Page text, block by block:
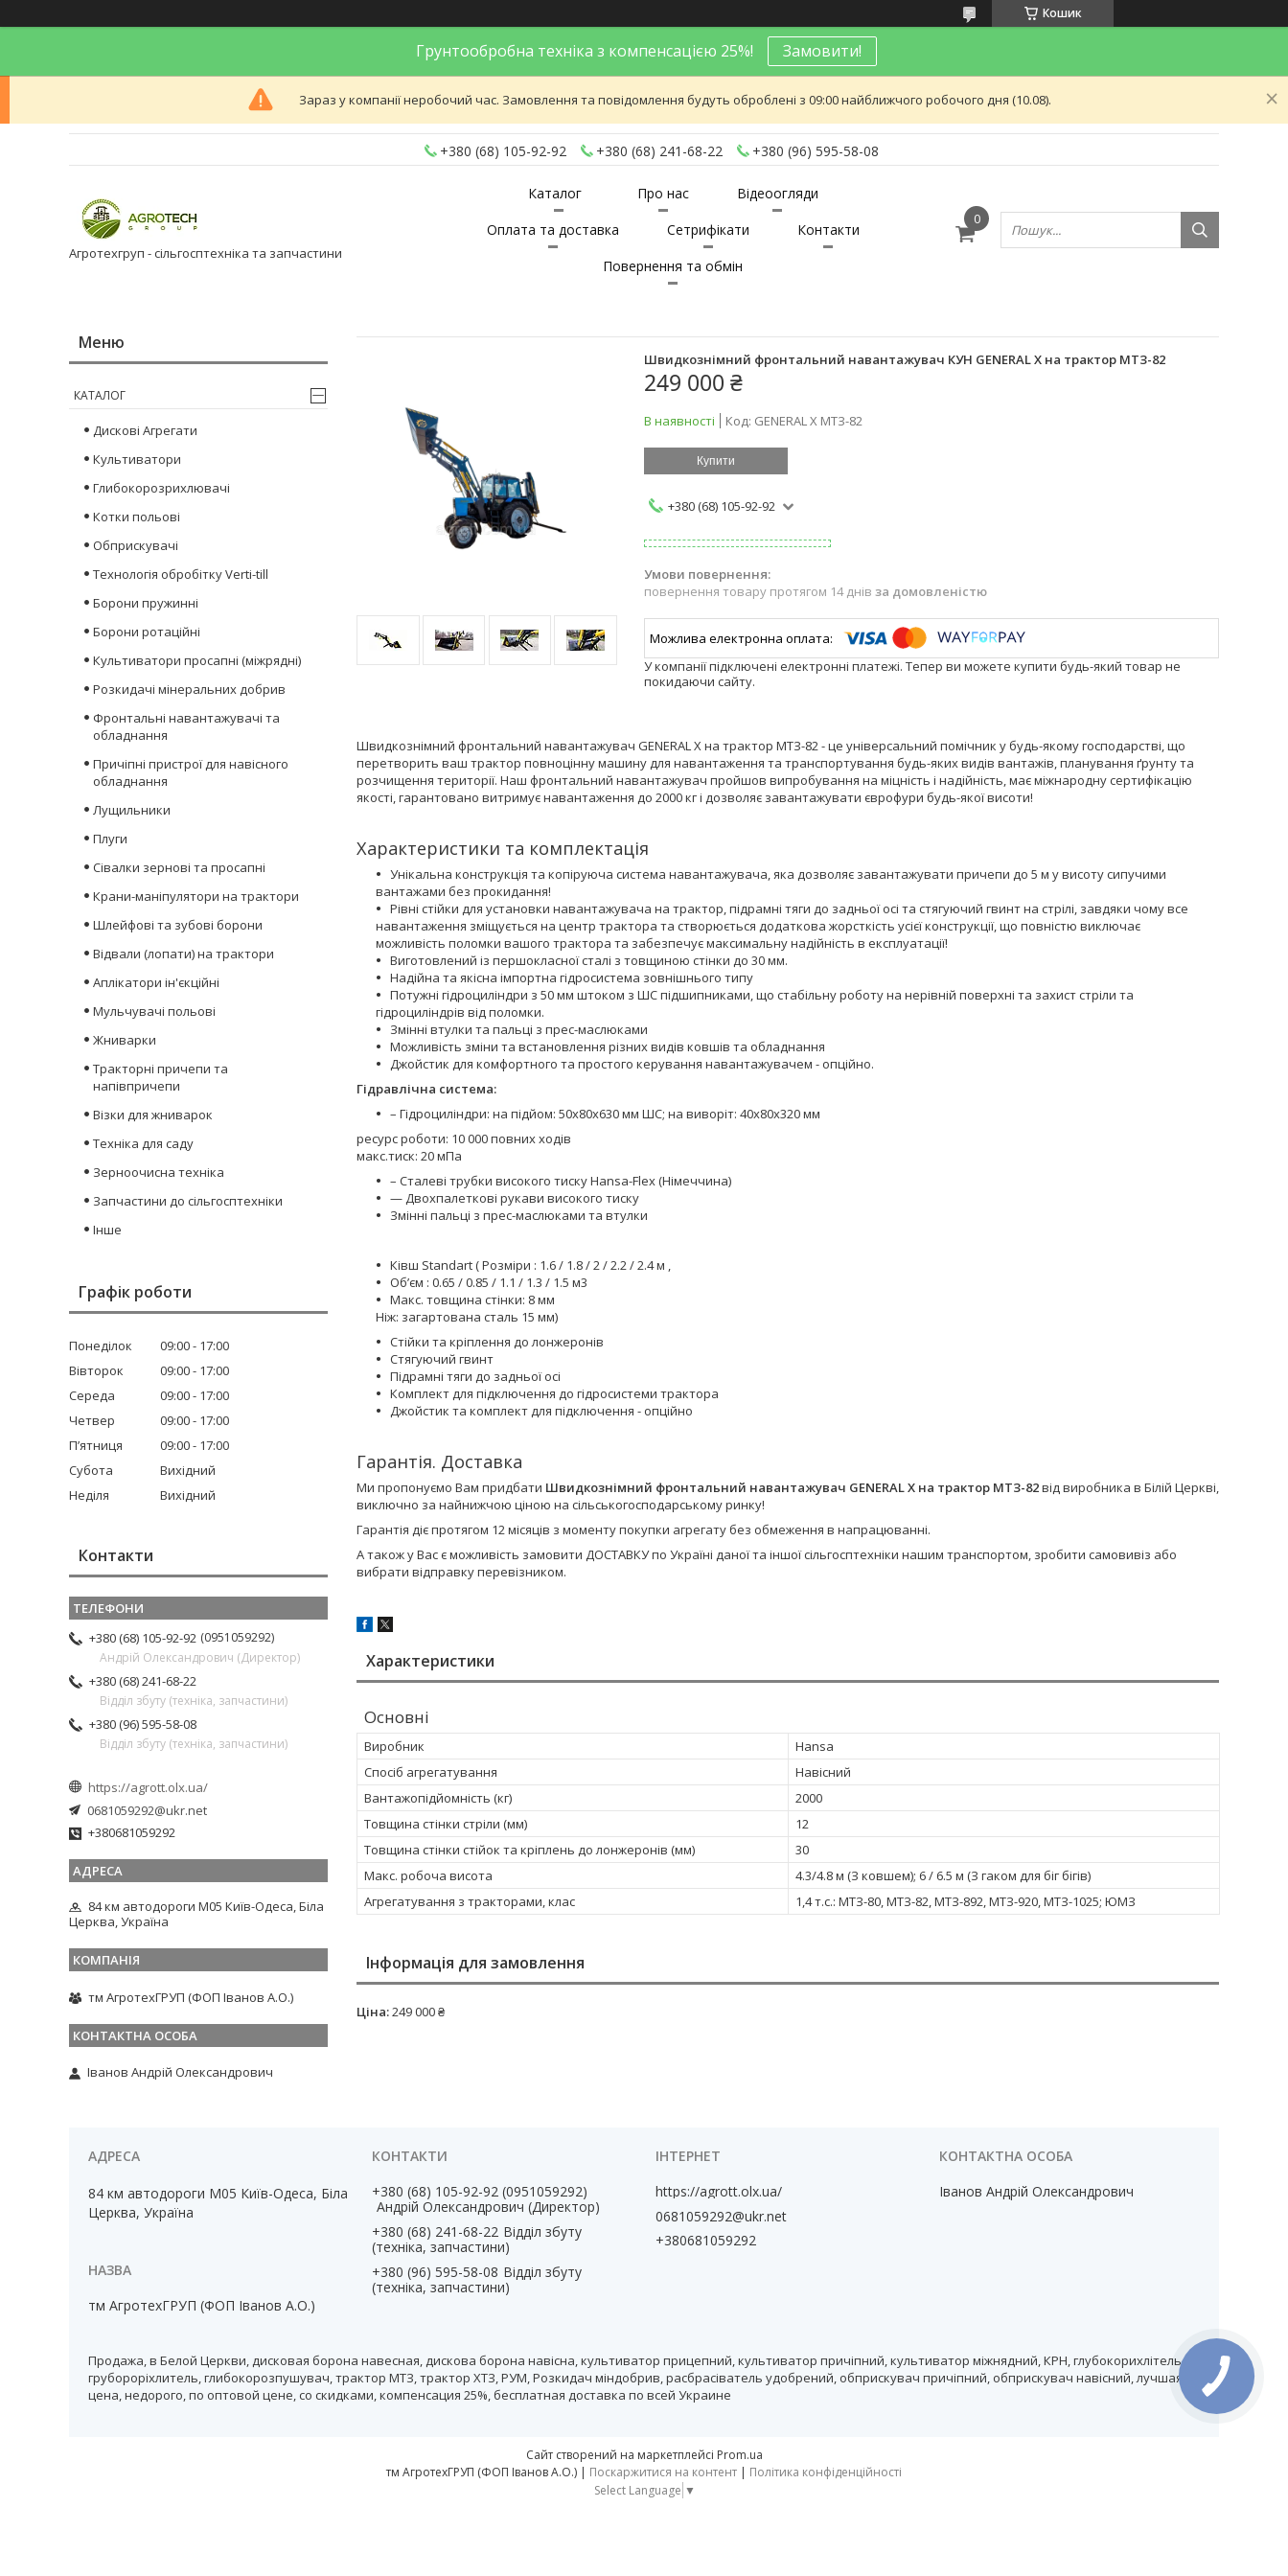
Кошик
Грунтообробна техніка з компенсацією 25%! Замовити!
Зараз у компанії неробочий час. Замовлення та повідомлення будуть оброблені з 09:00 найближчого робочого дня (10.08).
+380 (68) 105-92-92 +380 (68) 241-68-22 +380 (96) 595-58-08
Агротехгруп - сільгосптехніка та запчастини
Каталог Про нас
Відеоогляди
Оплата та доставка
Сетрифікати
Контакти
Повернення та обмін
Швидкознімний фронтальний навантажувач КУН GENERAL X на трактор МТЗ-82
249 000 ₴
В наявності Код: GENERAL X МТЗ-82
Купити
+380 (68) 105-92-92
повернення товару протягом 14 днів за домовленістю
У компанії підключені електронні платежі. Тепер ви можете купити будь-який товар не
покидаючи сайту.
Швидкознімний фронтальний навантажувач GENERAL X на трактор МТЗ-82 - це універсальний помічник у будь-якому господарстві, що
перетворить ваш трактор повноцінну машину для навантаження та транспортування будь-яких видів вантажів, планування ґрунту та
розчищення території. Наш фронтальний навантажувач пройшов випробування на міцність і надійність, має міжнародну сертифікацію
якості, гарантовано витримує навантаження до 2000 кг і дозволяє завантажувати єврофури будь-якої висоти!
Характеристики та комплектація
Унікальна конструкція та копіруюча система навантажувача, яка дозволяє завантажувати причепи до 5 м у висоту сипучими
вантажами без прокидання!
Рівні стійки для установки навантажувача на трактор, підрамні тяги до задньої осі та стягуючий гвинт на стрілі, завдяки чому все
навантаження зміщується на центр трактора та створюється додаткова жорсткість усієї конструкції, що повністю виключає
можливість поломки вашого трактора та забезпечує максимальну надійність в експлуатації!
Виготовлений із першокласної сталі з товщиною стінки до 30 мм.
Надійна та якісна імпортна гідросистема зовнішнього типу
Потужні гідроциліндри з 50 мм штоком з ШС підшипниками, що стабільну роботу на нерівній поверхні та захист стріли та
гідроциліндрів від поломки.
Змінні втулки та пальці з прес-маслюками
Можливість зміни та встановлення різних видів ковшів та обладнання
Джойстик для комфортного та простого керування навантажувачем - опційно.
Гідравлічна система:
– Гідроциліндри: на підйом: 50х80х630 мм ШС; на виворіт: 40х80х320 мм
ресурс роботи: 10 000 повних ходів
макс.тиск: 20 мПа
– Сталеві трубки високого тиску Hansa-Flex (Німеччина)
— Двохпалеткові рукави високого тиску
Змінні пальці з прес-маслюками та втулки
Ківш Standart ( Розміри : 1.6 / 1.8 / 2 / 2.2 / 2.4 м ,
Об’єм : 0.65 / 0.85 / 1.1 / 1.3 / 1.5 м3
Макс. товщина стінки: 8 мм
Ніж: загартована сталь 15 мм)
Стійки та кріплення до лонжеронів
Стягуючий гвинт
Підрамні тяги до задньої осі
Комплект для підключення до гідросистеми трактора
Джойстик та комплект для підключення - опційно
Гарантія. Доставка
Ми пропонуємо Вам придбати Швидкознімний фронтальний навантажувач GENERAL X на трактор МТЗ-82від виробника в Білій Церкві,
виключно за найнижчою ціною на сільськогосподарському ринку!
Гарантія діє протягом 12 місяців з моменту покупки агрегату без обмеження в напрацюванні.
А також у Вас є можливість замовити ДОСТАВКУ по Україні даної та іншої сільгосптехніки нашим транспортом, зробити самовивіз або
вибрати відправку перевізником.
Характеристики
Основні
Виробник
Hansa
Спосіб агрегатування
Навісний
Вантажопідйомність (кг)
2000
Товщина стінки стріли (мм)
12
Товщина стінки стійок та кріплень до лонжеронів (мм)
30
Макс. робоча висота
4.3/4.8 м (З ковшем); 6 / 6.5 м (З гаком для біг бігів)
Агрегатування з тракторами, клас
1,4 т.с.: МТЗ-80, МТЗ-82, МТЗ-892, МТЗ-920, МТЗ-1025; ЮМЗ
Інформація для замовлення
Ціна:249 000 ₴
КАТАЛОГ
Дискові Агрегати
Культиватори
Глибокорозрихлювачі
Котки польові
Обприскувачі
Технологія обробітку Verti-till
Борони пружинні
Борони ротаційні
Культиватори просапні (міжрядні)
Розкидачі мінеральних добрив
Фронтальні навантажувачі та
обладнання
Причіпні пристрої для навісного
обладнання
Лущильники
Плуги
Сівалки зернові та просапні
Крани-маніпулятори на трактори
Шлейфові та зубові борони
Відвали (лопати) на трактори
Аплікатори ін'єкційні
Мульчувачі польові
Жниварки
Тракторні причепи та
напівпричепи
Візки для жниварок
Техніка для саду
Зерноочисна техніка
Запчастини до сільгосптехніки
Інше
Графік роботи
Понеділок 09:00
17:00
Вівторок
09:00
17:00
Середа
09:00
17:00
Четвер
09:00
17:00
Пʼятниця
09:00
17:00
Субота
Вихідний
Неділя
Вихідний
Контакти
+380 (68) 105-92-92 0951059292
Андрій Олександрович (Директор)
+380 (68) 241-68-22
Відділ збуту (техніка, запчастини)
+380 (96) 595-58-08
Відділ збуту (техніка, запчастини)
https://agrott.olx.ua/
0681059292@ukr.net
+380681059292
84 км автодороги М05 Київ-Одеса, Біла
Церква, Україна
тм АгротехГРУП (ФОП Іванов А.О.)
Іванов Андрій Олександрович
84 км автодороги М05 Київ-Одеса, Біла
Церква, Україна
тм АгротехГРУП (ФОП Іванов А.О.)
+380 (68) 105-92-92 0951059292
Андрій Олександрович (Директор)
+380 (68) 241-68-22 Відділ збуту
(техніка, запчастини)
+380 (96) 595-58-08 Відділ збуту
(техніка, запчастини)
https://agrott.olx.ua/
0681059292@ukr.net
+380681059292
Іванов Андрій Олександрович
Продажа, в Белой Церкви, дисковая борона навесная, дискова борона навісна, культиватор прицепний, культиватор причіпний, культиватор міжнядний, КРН, глубокорихлітель,
грубороріхлитель, глибокорозпушувач, трактор МТЗ, трактор ХТЗ, РУМ, Розкидач міндобрив, расбрасіватель удобрений, обприскувач причіпний, обприскувач навісний, лучшая
цена, недорого, по оптовой цене, со скидками, компенсация 25%, бесплатная доставка по всей Украине
Сайт створений на маркетплейсі Prom.ua
тм АгротехГРУП (ФОП Іванов А.О.) | Поскаржитися на контент | Політика конфіденційності
Select Language ▼